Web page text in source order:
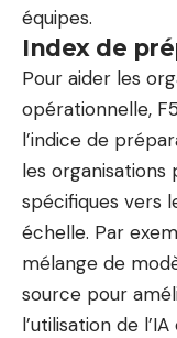
équipes.
Index de
Pour aider les
opérationnelle,
l’indice de
les
spécifiques vers
échelle. Par
mélange de
source pour
l’utilisation de